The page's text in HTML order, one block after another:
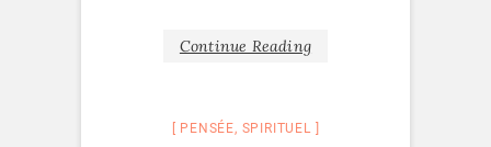
Continue Reading
PENSÉE, SPIRITUEL